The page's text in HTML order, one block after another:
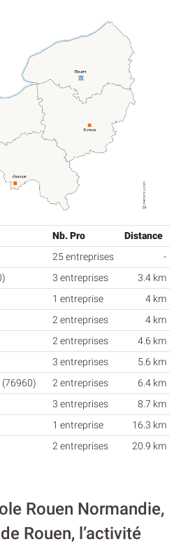
Nb. Pro
Distance
25 entreprises
-
3 entreprises
3.4 km
1 entreprise
4 km
2 entreprises
4 km
2 entreprises
4.6 km
3 entreprises
5.6 km
(76960) 2 entreprises
6.4 km
3 entreprises
8.7 km
1 entreprise
16.3 km
2 entreprises 20.9 km
Rouen Normandie,
Rouen, l’activité